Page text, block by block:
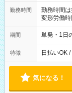
勤務時間
勤務時間は
変形労働時間制
10/26 全日
～9/19のみ
00
期間 単発・1日
特徴 日払いOK
気になる！